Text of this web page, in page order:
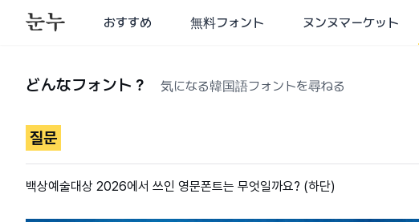
おすすめ 無料フォント ヌンヌマーケット
どんなフォント？ 気になる韓国語フォントを尋ねる
질문
백상예술대상 2026에서 쓰인 영문폰트는 무엇일까요? (하단)